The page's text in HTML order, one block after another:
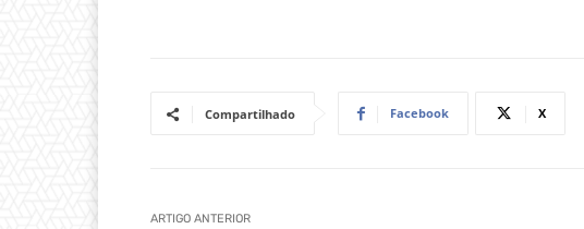
Compartilhado Facebook X
ARTIGO ANTERIOR